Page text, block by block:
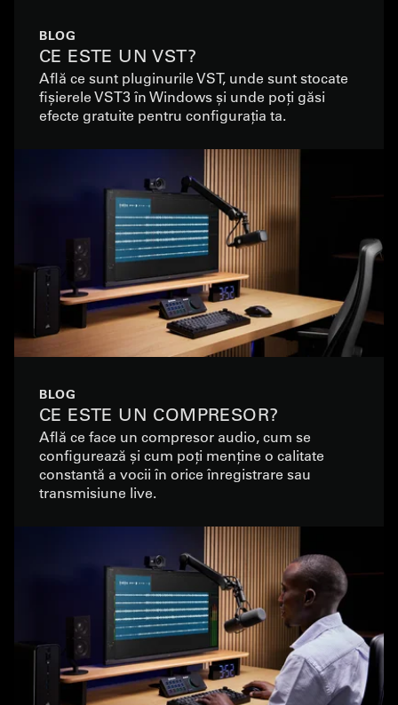
BLOG
CE ESTE UN VST?
Află ce sunt pluginurile VST, unde sunt stocate
fișierele VST3 în Windows și unde poți găsi
efecte gratuite pentru configurația ta.
BLOG
CE ESTE UN COMPRESOR?
Află ce face un compresor audio, cum se
configurează și cum poți menține o calitate
constantă a vocii în orice înregistrare sau
transmisiune live.